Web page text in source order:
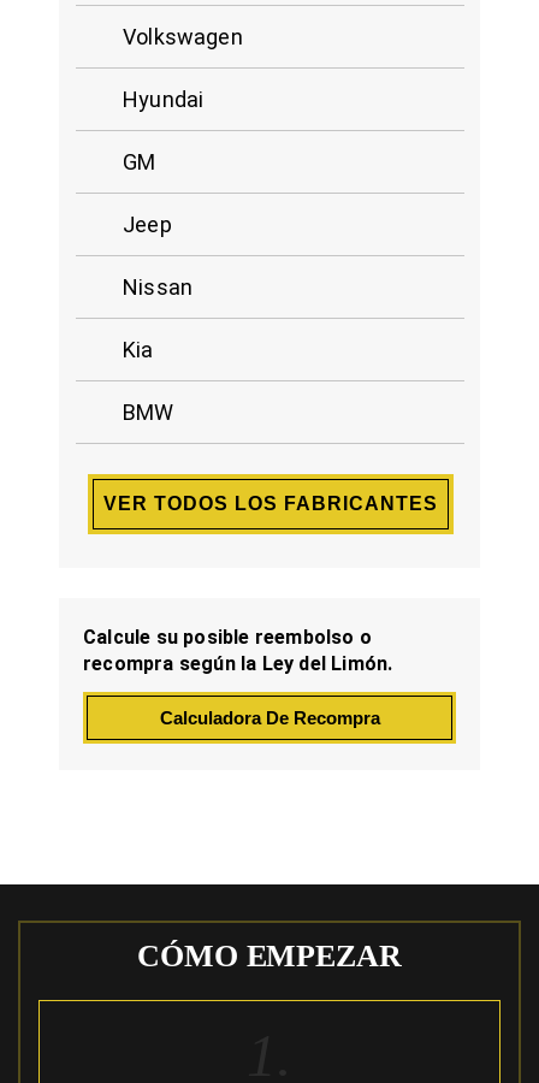
Volkswagen
Hyundai
GM
Jeep
Nissan
Kia
BMW
VER TODOS LOS FABRICANTES
Calcule su posible reembolso o
recompra según la Ley del Limón.
Calculadora De Recompra
CÓMO EMPEZAR